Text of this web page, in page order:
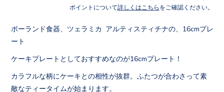
ポイントについて詳しくはこちら をご確認ください。
ポーランド食器、ツェラミカ アルティスティチナの、16cmプレ
ート
ケーキプレートとしておすすめなのが16cmプレート！
カラフルな柄にケーキとの相性が抜群。ふたつが合わさって素
敵なティータイムが始まります。